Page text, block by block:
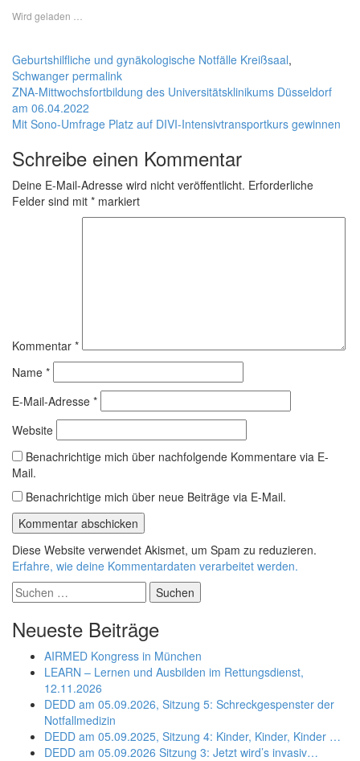
Wird geladen …
Geburtshilfliche und gynäkologische Notfälle Kreißsaal,
Schwanger permalink
ZNA-Mittwochsfortbildung des Universitätsklinikums Düsseldorf
am 06.04.2022
Mit Sono-Umfrage Platz auf DIVI-Intensivtransportkurs gewinnen
Schreibe einen Kommentar
Deine E-Mail-Adresse wird nicht veröffentlicht. Erforderliche
Felder sind mit * markiert
Kommentar *
Name *
E-Mail-Adresse *
Website
Benachrichtige mich über nachfolgende Kommentare via E-
Mail.
Benachrichtige mich über neue Beiträge via E-Mail.
Diese Website verwendet Akismet, um Spam zu reduzieren.
Erfahre, wie deine Kommentardaten verarbeitet werden.
Suchen
nach:
Neueste Beiträge
AIRMED Kongress in München
LEARN – Lernen und Ausbilden im Rettungsdienst,
12.11.2026
DEDD am 05.09.2026, Sitzung 5: Schreckgespenster der
Notfallmedizin
DEDD am 05.09.2025, Sitzung 4: Kinder, Kinder, Kinder …
DEDD am 05.09.2026 Sitzung 3: Jetzt wird’s invasiv…